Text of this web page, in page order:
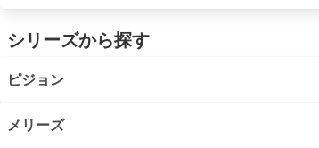
シリーズから探す
ピジョン
メリーズ